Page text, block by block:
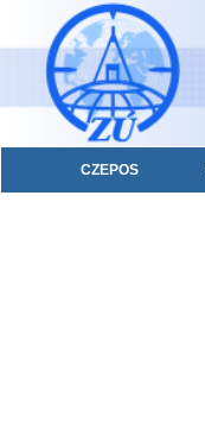
CZEPOS